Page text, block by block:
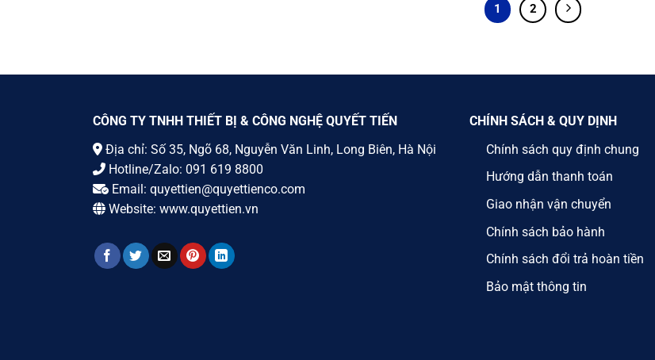
1 2
CÔNG TY TNHH THIẾT BỊ & CÔNG NGHỆ QUYẾT TIẾN
Địa chỉ: Số 35, Ngõ 68, Nguyễn Văn Linh, Long Biên, Hà Nội
Hotline/Zalo: 091 619 8800
Email: quyettien@quyettienco.com
Website: www.quyettien.vn
CHÍNH SÁCH & QUY DỊNH
Chính sách quy định chung
Hướng dẫn thanh toán
Giao nhận vận chuyển
Chính sách bảo hành
Chính sách đổi trả hoàn tiền
Bảo mật thông tin